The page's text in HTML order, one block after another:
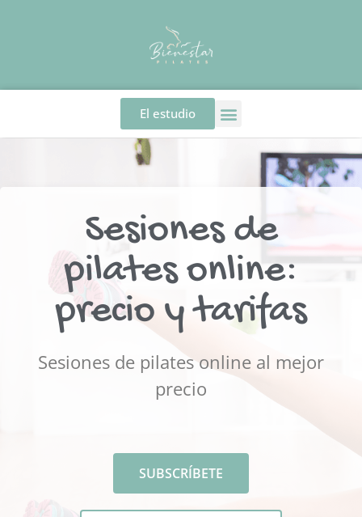
El estudio
Sesiones de
pilates online:
precio y tarifas
Sesiones de pilates online al mejor
precio
SUBSCRÍBETE